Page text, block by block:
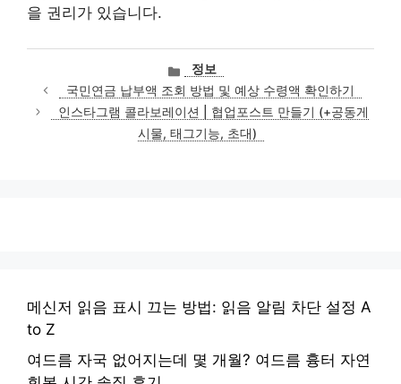
을 권리가 있습니다.
카
테
고
리
정보
국민연금 납부액 조회 방법 및 예상 수령액 확인하기
인스타그램 콜라보레이션 | 협업포스트 만들기 (+공동게
시물, 태그기능, 초대)
메신저 읽음 표시 끄는 방법: 읽음 알림 차단 설정 A
to Z
여드름 자국 없어지는데 몇 개월? 여드름 흉터 자연